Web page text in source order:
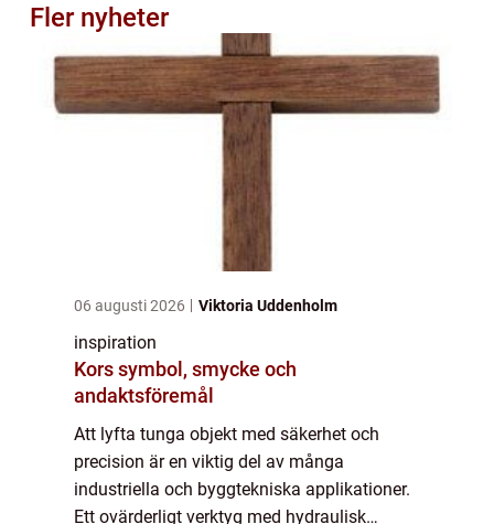
Fler nyheter
06 augusti 2026 Viktoria Uddenholm
inspiration
Kors symbol, smycke och
andaktsföremål
Att lyfta tunga objekt med säkerhet och
precision är en viktig del av många
industriella och byggtekniska applikationer.
Ett ovärderligt verktyg med hydraulisk